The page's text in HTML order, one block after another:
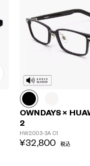
OWNDAYS ×
2
HW2003-3A C1
¥32,800 税込